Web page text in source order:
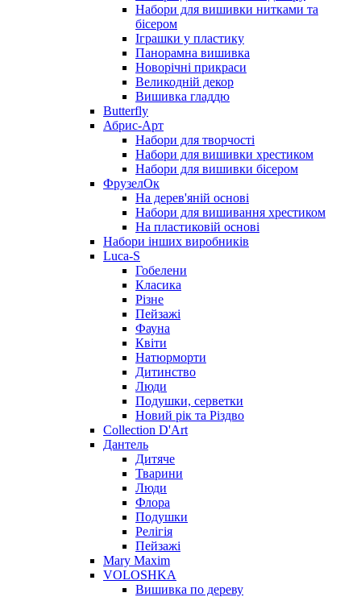
Набори для вишивки нитками та
бісером
Іграшки у пластику
Панорамна вишивка
Новорічні прикраси
Великодній декор
Вишивка гладдю
Butterfly
Абрис-Арт
Набори для творчості
Набори для вишивки хрестиком
Набори для вишивки бісером
ФрузелОк
На дерев'яній основі
Набори для вишивання хрестиком
На пластиковій основі
Набори інших виробників
Luca-S
Гобелени
Класика
Різне
Пейзажі
Фауна
Квіти
Натюрморти
Дитинство
Люди
Подушки, серветки
Новий рік та Різдво
Collection D'Art
Дантель
Дитяче
Тварини
Люди
Флора
Подушки
Релігія
Пейзажі
Mary Maxim
VOLOSHKA
Вишивка по дереву